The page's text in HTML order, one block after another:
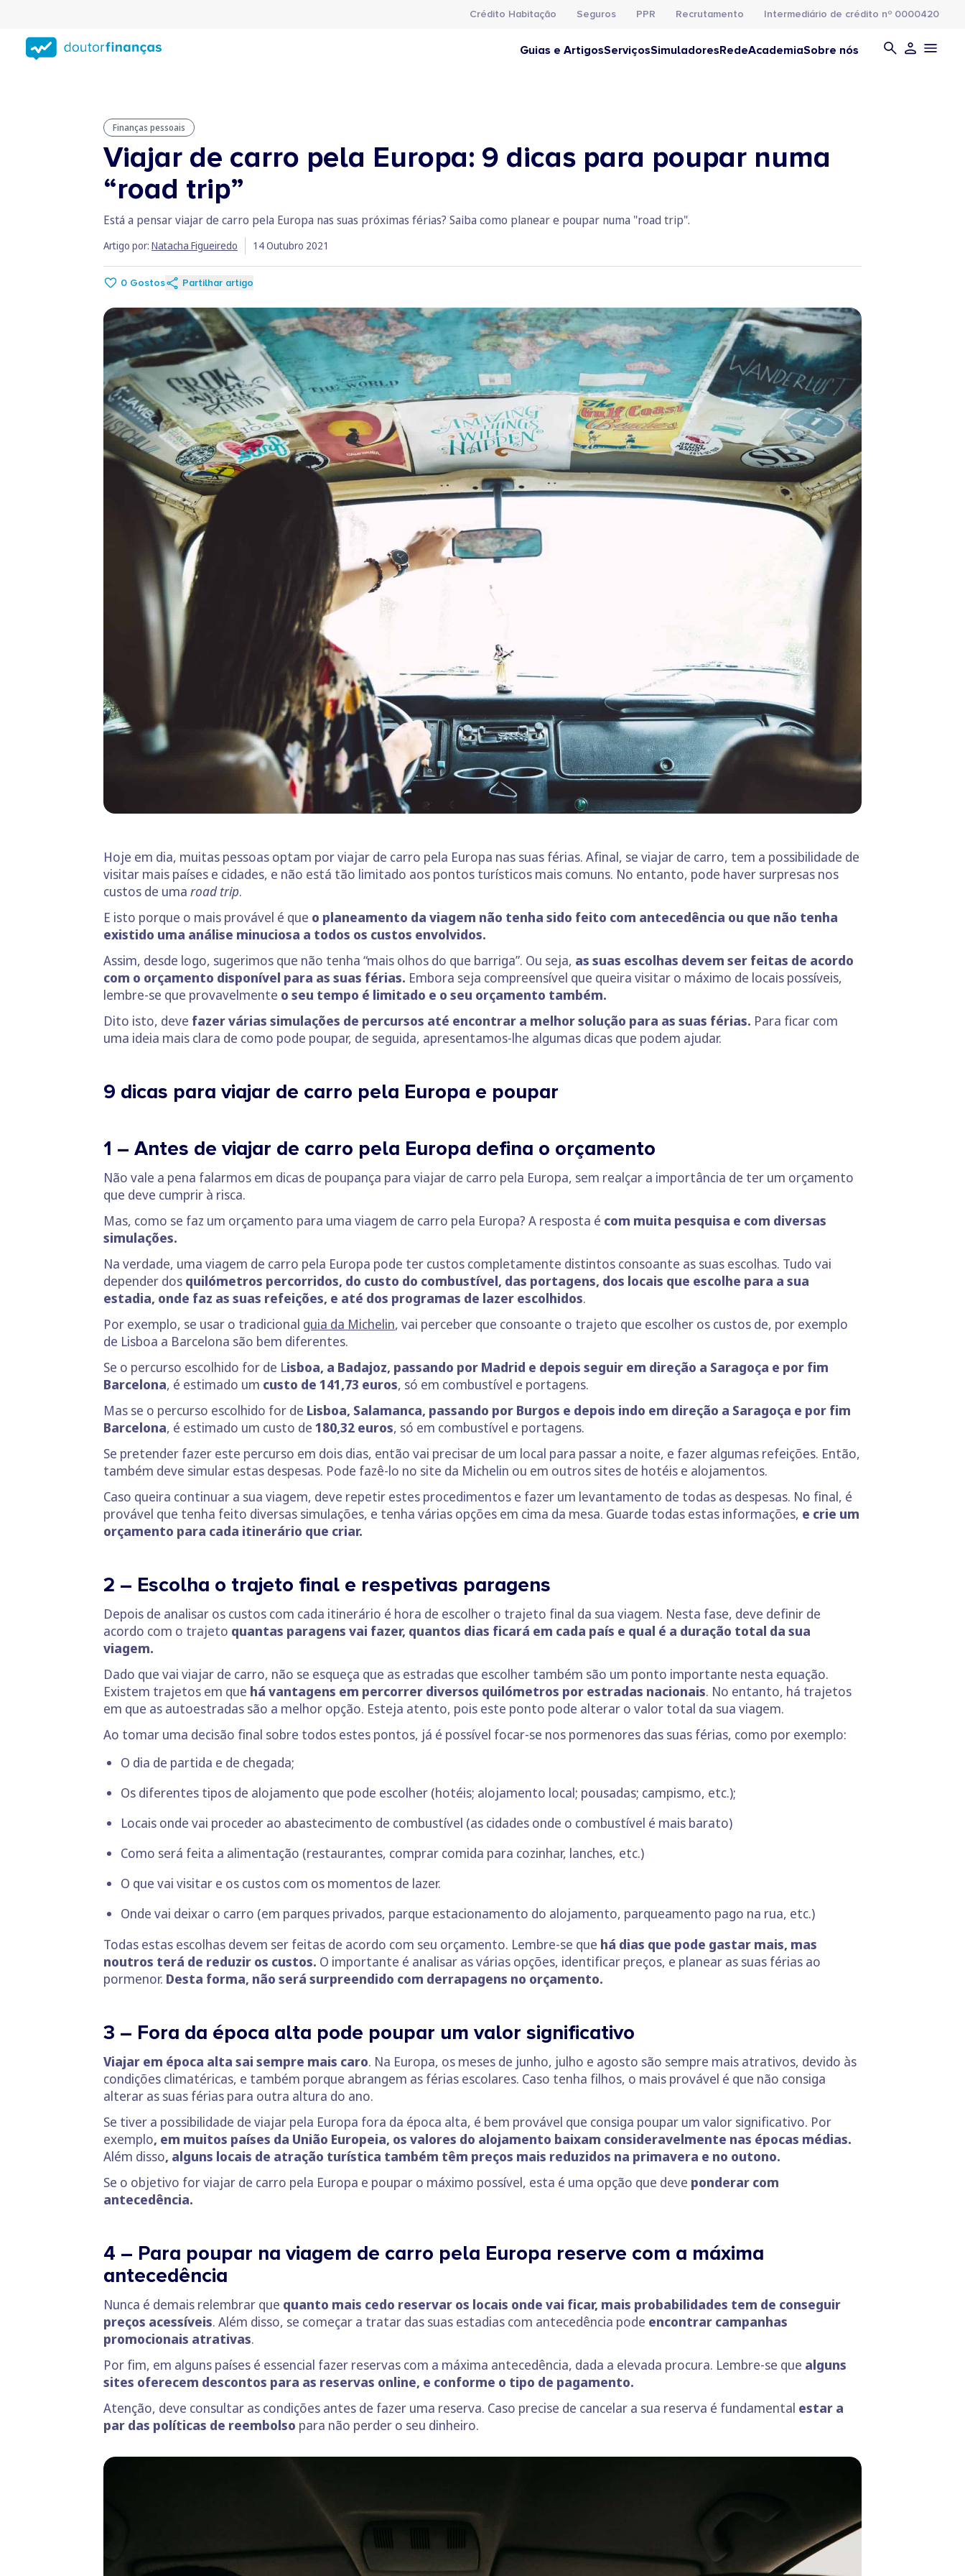
conteúdo
principal
Crédito Habitação Seguros PPR Recrutamento Intermediário de crédito nº 0000420
Guias e ArtigosServiçosSimuladoresRedeAcademiaSobre nós
Finanças pessoais
Viajar de carro pela Europa: 9 dicas para poupar numa
“road trip”
Está a pensar viajar de carro pela Europa nas suas próximas férias? Saiba como planear e poupar numa "road trip".
Artigo por: Natacha Figueiredo 14 Outubro 2021
0 Gostos Partilhar artigo
Hoje em dia, muitas pessoas optam por viajar de carro pela Europa nas suas férias. Afinal, se viajar de carro, tem a possibilidade de
visitar mais países e cidades, e não está tão limitado aos pontos turísticos mais comuns. No entanto, pode haver surpresas nos
custos de uma road trip.
E isto porque o mais provável é que o planeamento da viagem não tenha sido feito com antecedência ou que não tenha
existido uma análise minuciosa a todos os custos envolvidos.
Assim, desde logo, sugerimos que não tenha “mais olhos do que barriga”. Ou seja, as suas escolhas devem ser feitas de acordo
com o orçamento disponível para as suas férias. Embora seja compreensível que queira visitar o máximo de locais possíveis,
lembre-se que provavelmente o seu tempo é limitado e o seu orçamento também.
Dito isto, deve fazer várias simulações de percursos até encontrar a melhor solução para as suas férias. Para ficar com
uma ideia mais clara de como pode poupar, de seguida, apresentamos-lhe algumas dicas que podem ajudar.
9 dicas para viajar de carro pela Europa e poupar
1 – Antes de viajar de carro pela Europa defina o orçamento
Não vale a pena falarmos em dicas de poupança para viajar de carro pela Europa, sem realçar a importância de ter um orçamento
que deve cumprir à risca.
Mas, como se faz um orçamento para uma viagem de carro pela Europa? A resposta é com muita pesquisa e com diversas
simulações.
Na verdade, uma viagem de carro pela Europa pode ter custos completamente distintos consoante as suas escolhas. Tudo vai
depender dos quilómetros percorridos, do custo do combustível, das portagens, dos locais que escolhe para a sua
estadia, onde faz as suas refeições, e até dos programas de lazer escolhidos.
Por exemplo, se usar o tradicional guia da Michelin, vai perceber que consoante o trajeto que escolher os custos de, por exemplo
de Lisboa a Barcelona são bem diferentes.
Se o percurso escolhido for de Lisboa, a Badajoz, passando por Madrid e depois seguir em direção a Saragoça e por fim
Barcelona, é estimado um custo de 141,73 euros, só em combustível e portagens.
Mas se o percurso escolhido for de Lisboa, Salamanca, passando por Burgos e depois indo em direção a Saragoça e por fim
Barcelona, é estimado um custo de 180,32 euros, só em combustível e portagens.
Se pretender fazer este percurso em dois dias, então vai precisar de um local para passar a noite, e fazer algumas refeições. Então,
também deve simular estas despesas. Pode fazê-lo no site da Michelin ou em outros sites de hotéis e alojamentos.
Caso queira continuar a sua viagem, deve repetir estes procedimentos e fazer um levantamento de todas as despesas. No final, é
provável que tenha feito diversas simulações, e tenha várias opções em cima da mesa. Guarde todas estas informações, e crie um
orçamento para cada itinerário que criar.
2 – Escolha o trajeto final e respetivas paragens
Depois de analisar os custos com cada itinerário é hora de escolher o trajeto final da sua viagem. Nesta fase, deve definir de
acordo com o trajeto quantas paragens vai fazer, quantos dias ficará em cada país e qual é a duração total da sua
viagem.
Dado que vai viajar de carro, não se esqueça que as estradas que escolher também são um ponto importante nesta equação.
Existem trajetos em que há vantagens em percorrer diversos quilómetros por estradas nacionais. No entanto, há trajetos
em que as autoestradas são a melhor opção. Esteja atento, pois este ponto pode alterar o valor total da sua viagem.
Ao tomar uma decisão final sobre todos estes pontos, já é possível focar-se nos pormenores das suas férias, como por exemplo:
O dia de partida e de chegada;
Os diferentes tipos de alojamento que pode escolher (hotéis; alojamento local; pousadas; campismo, etc.);
Locais onde vai proceder ao abastecimento de combustível (as cidades onde o combustível é mais barato)
Como será feita a alimentação (restaurantes, comprar comida para cozinhar, lanches, etc.)
O que vai visitar e os custos com os momentos de lazer.
Onde vai deixar o carro (em parques privados, parque estacionamento do alojamento, parqueamento pago na rua, etc.)
Todas estas escolhas devem ser feitas de acordo com seu orçamento. Lembre-se que há dias que pode gastar mais, mas
noutros terá de reduzir os custos. O importante é analisar as várias opções, identificar preços, e planear as suas férias ao
pormenor. Desta forma, não será surpreendido com derrapagens no orçamento.
3 – Fora da época alta pode poupar um valor significativo
Viajar em época alta sai sempre mais caro. Na Europa, os meses de junho, julho e agosto são sempre mais atrativos, devido às
condições climatéricas, e também porque abrangem as férias escolares. Caso tenha filhos, o mais provável é que não consiga
alterar as suas férias para outra altura do ano.
Se tiver a possibilidade de viajar pela Europa fora da época alta, é bem provável que consiga poupar um valor significativo. Por
exemplo, em muitos países da União Europeia, os valores do alojamento baixam consideravelmente nas épocas médias.
Além disso, alguns locais de atração turística também têm preços mais reduzidos na primavera e no outono.
Se o objetivo for viajar de carro pela Europa e poupar o máximo possível, esta é uma opção que deve ponderar com
antecedência.
4 – Para poupar na viagem de carro pela Europa reserve com a máxima
antecedência
Nunca é demais relembrar que quanto mais cedo reservar os locais onde vai ficar, mais probabilidades tem de conseguir
preços acessíveis. Além disso, se começar a tratar das suas estadias com antecedência pode encontrar campanhas
promocionais atrativas.
Por fim, em alguns países é essencial fazer reservas com a máxima antecedência, dada a elevada procura. Lembre-se que alguns
sites oferecem descontos para as reservas online, e conforme o tipo de pagamento.
Atenção, deve consultar as condições antes de fazer uma reserva. Caso precise de cancelar a sua reserva é fundamental estar a
par das políticas de reembolso para não perder o seu dinheiro.